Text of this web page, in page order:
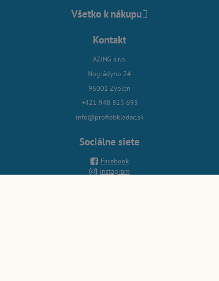
Všetko k nákupu
Kontakt
AZING s.r.o.
Nográdyho 24
96001 Zvolen
+421 948 823 693
info@profiobkladac.sk
Sociálne siete
Facebook
Instagram